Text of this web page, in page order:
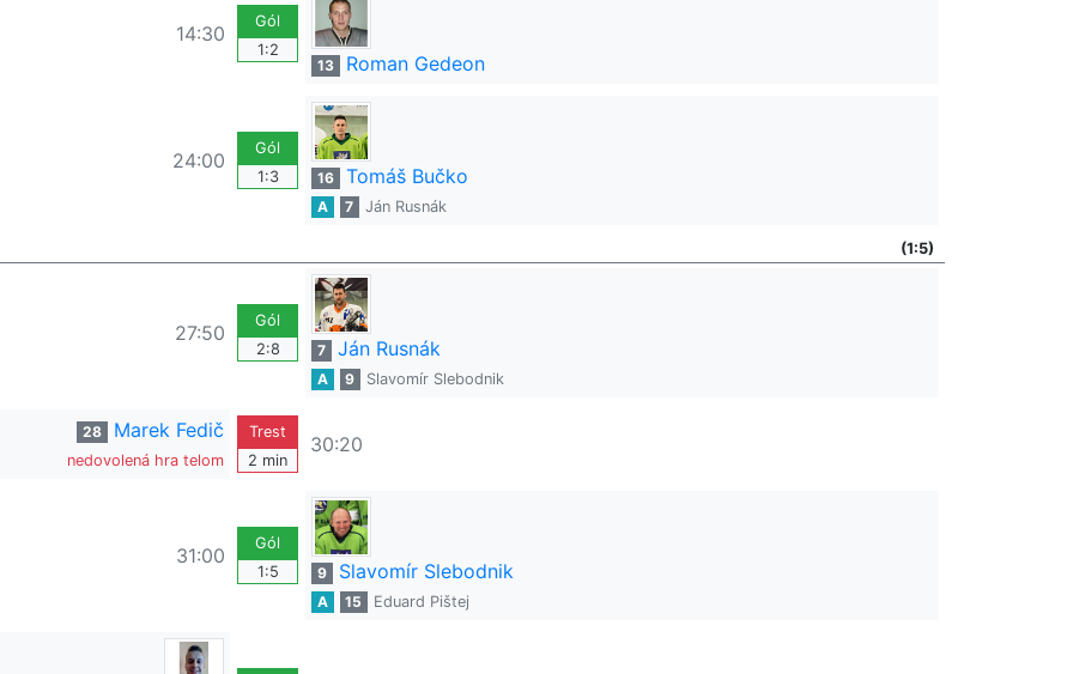
14:30
Gól
1:2
13
Roman Gedeon
24:00
Gól
1:3
16 Tomáš Bučko
A 7 Ján Rusnák
(1:5)
27:50
Gól
2:8
7 Ján Rusnák
A 9 Slavomír Slebodnik
28 Marek Fedič
nedovolená hra telom
Trest
2 min
30:20
31:00
Gól
1:5
9 Slavomír Slebodnik
A 15 Eduard Pištej